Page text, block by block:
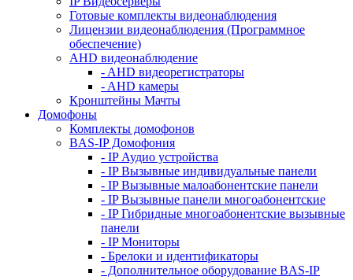
Готовые комплекты видеонаблюдения
Лицензии видеонаблюдения (Программное
обеспечение)
AHD видеонаблюдение
- AHD видеорегистраторы
- AHD камеры
Кронштейны Мачты
Домофоны
Комплекты домофонов
BAS-IP Домофония
- IP Аудио устройства
- IP Вызывные индивидуальные панели
- IP Вызывные малоабонентские панели
- IP Вызывные панели многоабонентские
- IP Гибридные многоабонентские вызывные
панели
- IP Мониторы
- Брелоки и идентификаторы
- Дополнительное оборудование BAS-IP